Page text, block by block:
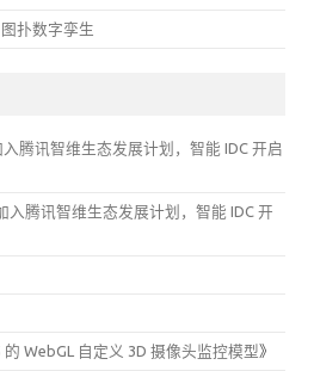
扑数字孪生
腾讯智维生态发展计划，智能 IDC 开启
入腾讯智维生态发展计划，智能 IDC 开
的 WebGL 自定义 3D 摄像头监控模型》